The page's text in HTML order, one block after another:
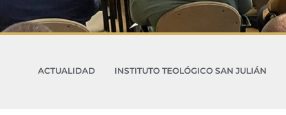
ACTUALIDAD INSTITUTO TEOLÓGICO SAN JULIÁN